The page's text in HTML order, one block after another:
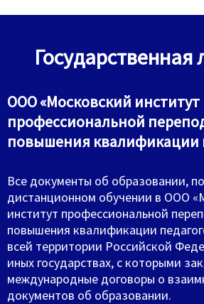
Государственная
ООО «Московский институт
профессиональной
повышения квалификации
Все документы об образовании,
дистанционном обучении в ООО
институт профессиональной
повышения квалификации
всей территории Российской
иных государствах, с которыми
международные договоры о
документов об образовании.